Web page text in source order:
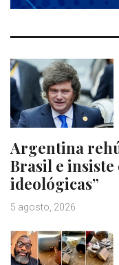
Argentina
Brasil e insiste
ideológicas”
5 agosto, 2026